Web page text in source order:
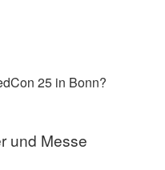
25 in Bonn?
und Messe